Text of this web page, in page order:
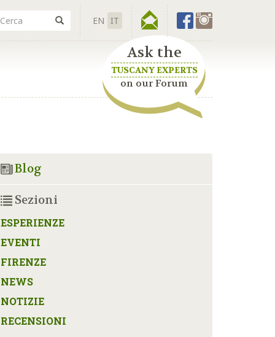
EN IT
Ask the
TUSCANY EXPERTS
on our Forum
Blog
Sezioni
ESPERIENZE
EVENTI
FIRENZE
NEWS
NOTIZIE
RECENSIONI